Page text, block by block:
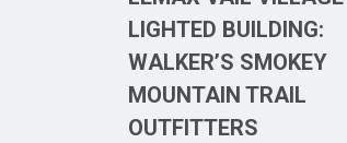
LIGHTED BUILDING:
WALKER’S SMOKEY
MOUNTAIN TRAIL
OUTFITTERS